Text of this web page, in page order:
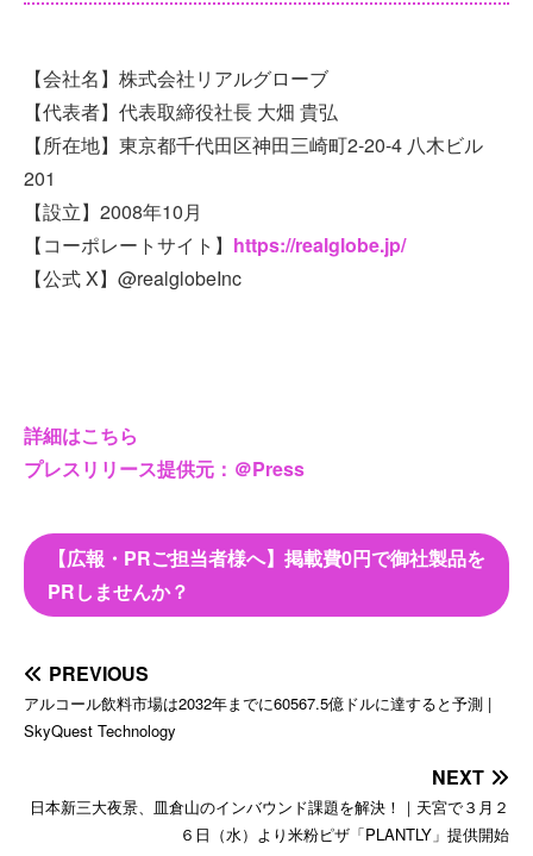
【会社名】株式会社リアルグローブ
【代表者】代表取締役社長 大畑 貴弘
【所在地】東京都千代田区神田三崎町2-20-4 八木ビル
201
【設立】2008年10月
【コーポレートサイト】 https://realglobe.jp/
【公式 X】@realglobeInc
詳細はこちら
プレスリリース提供元：＠Press
【広報・PRご担当者様へ】掲載費0円で御社製品を
PRしませんか？
PREVIOUS
アルコール飲料市場は2032年までに60567.5億ドルに達すると予測 |
SkyQuest Technology
NEXT
日本新三大夜景、皿倉山のインバウンド課題を解決！｜天宮で３月２
６日（水）より米粉ピザ「PLANTLY」提供開始